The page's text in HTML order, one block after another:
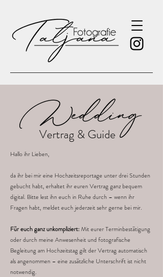
Vertrag & Guide
Hallo ihr Lieben,
da ihr bei mir eine Hochzeitsreportage unter drei Stunden
gebucht habt, erhaltet ihr euren Vertrag ganz bequem
digital. Bitte lest ihn euch in Ruhe durch – wenn ihr
Fragen habt, meldet euch jederzeit sehr gerne bei mir.
Für euch ganz unkompliziert:Mit eurer Terminbestätigung
oder durch meine Anwesenheit und fotografische
Begleitung am Hochzeitstag gilt der Vertrag automatisch
als angenommen – eine zusätzliche Unterschrift ist nicht
notwendig.